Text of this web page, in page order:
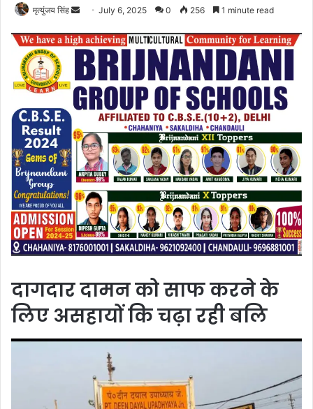
मृत्युंजय सिंह
Send
email
July 6, 2025 0 256 1 minute read
दागदार दामन को साफ करने के
लिए असहायों कि चढ़ा रही बलि